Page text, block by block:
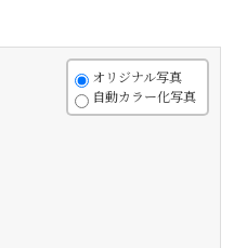
オリジナル写真
自動カラー化写真